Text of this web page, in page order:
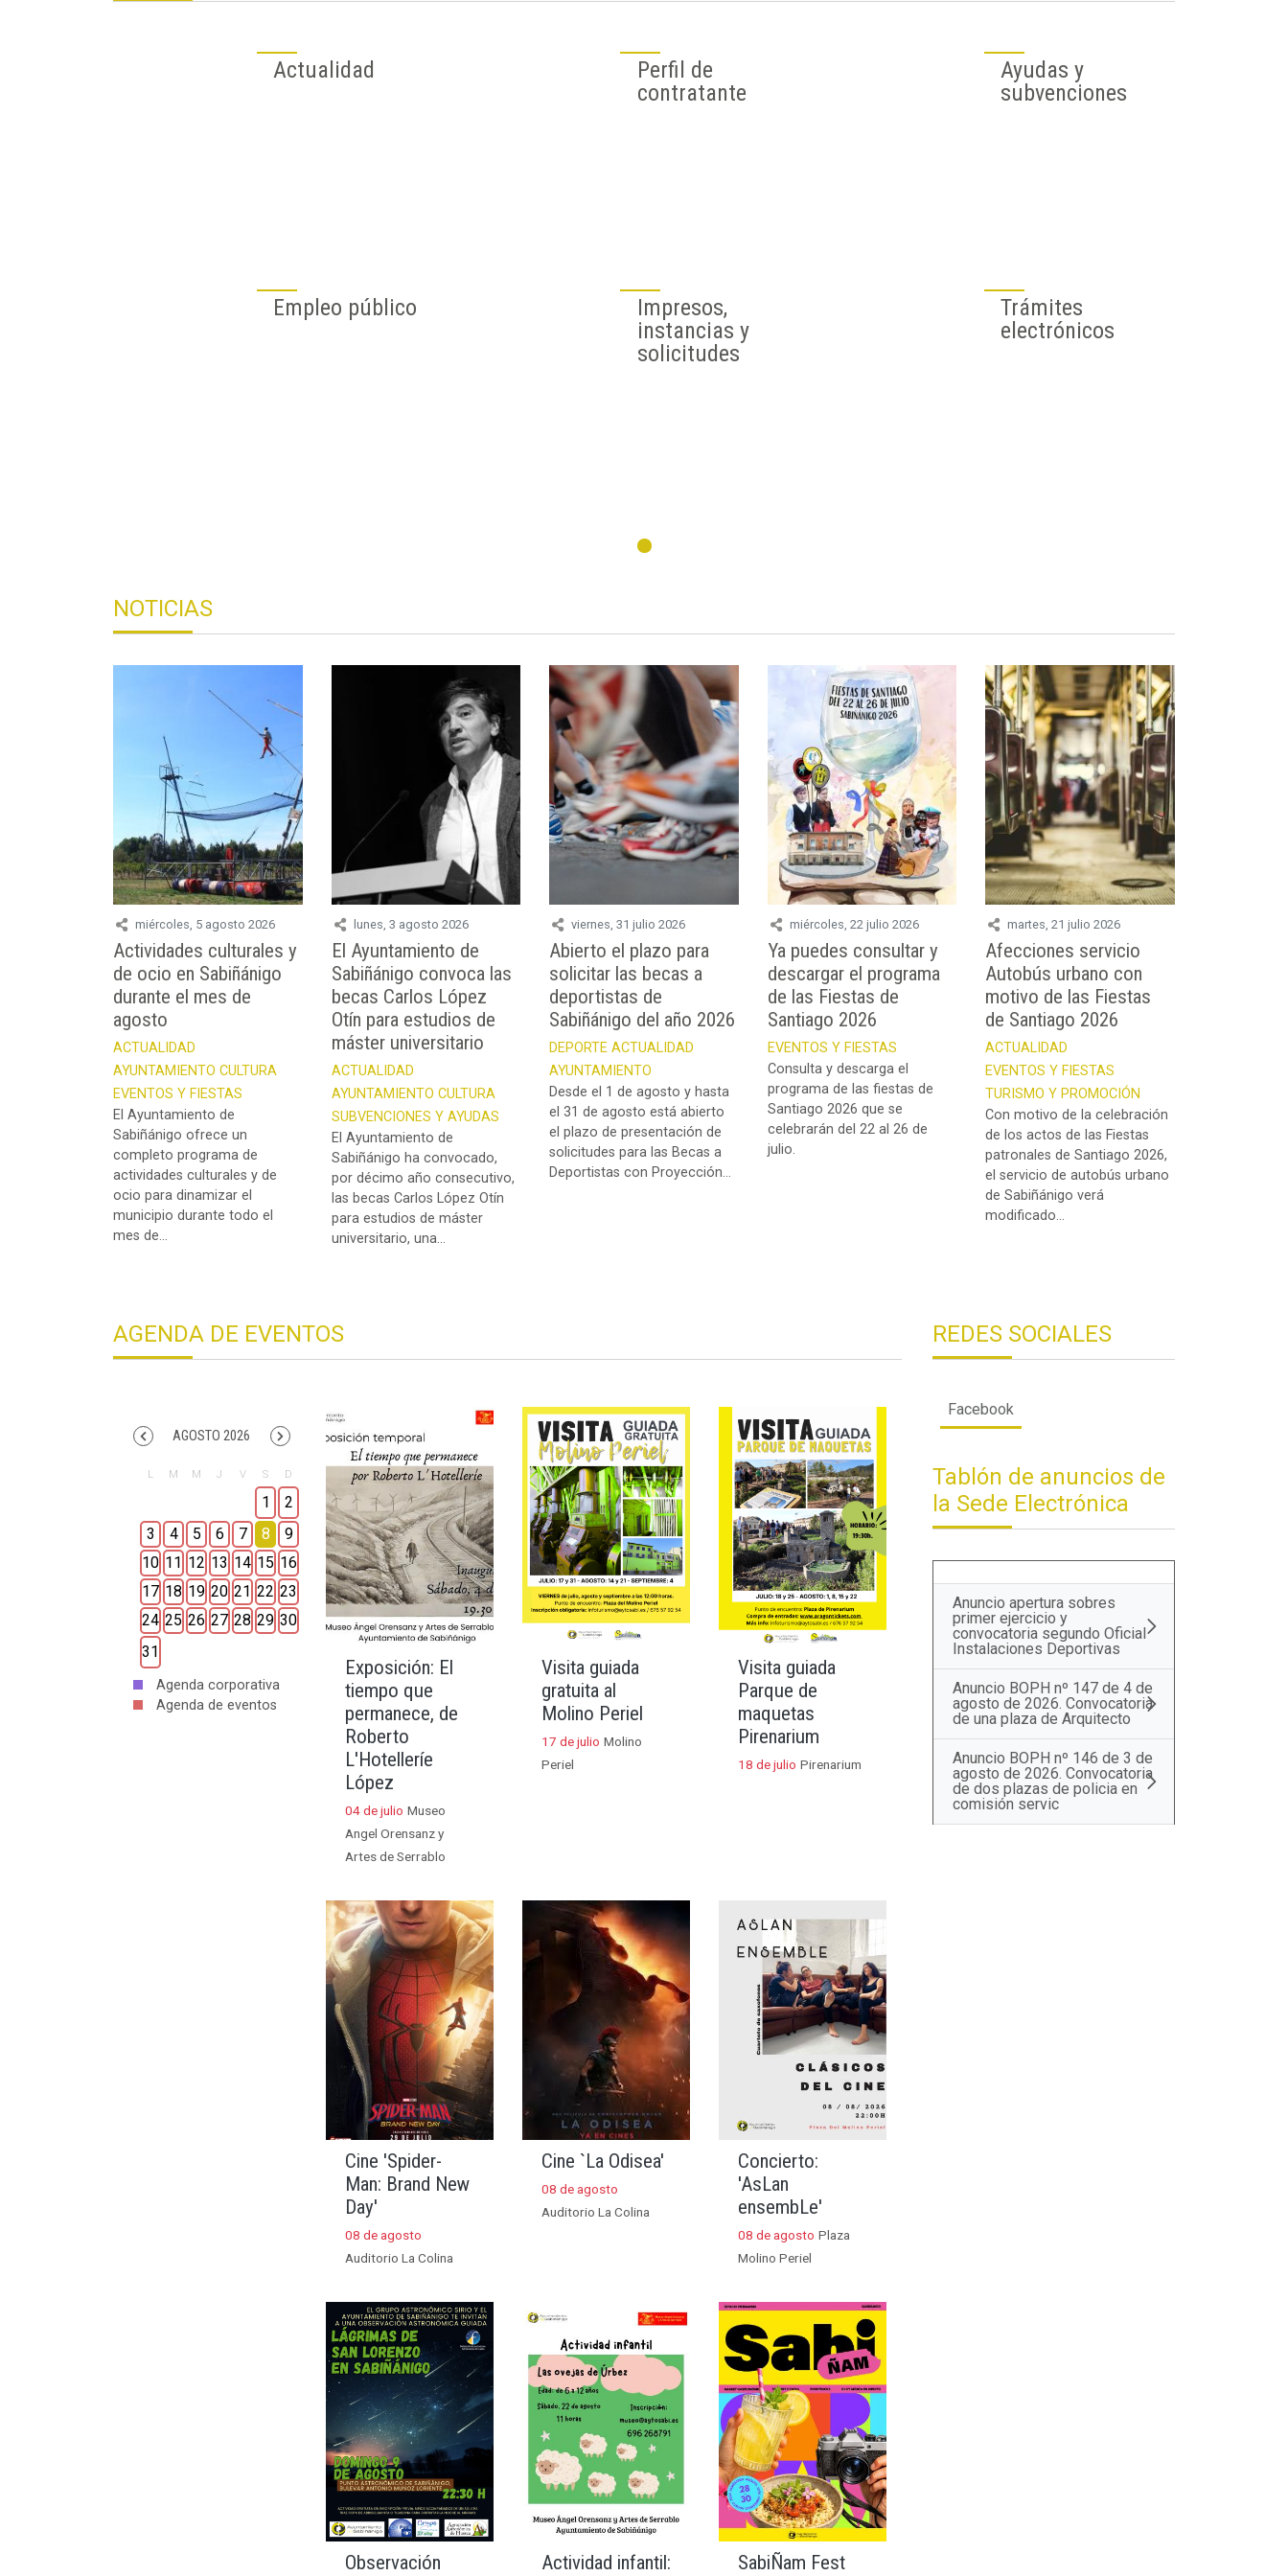
Actualidad
Perfil de
contratante
Ayudas y
subvenciones
Empleo público
Impresos,
instancias y
solicitudes
Trámites
electrónicos
NOTICIAS
miércoles, 5 agosto 2026
Actividades culturales y
de ocio en Sabiñánigo
durante el mes de
agosto
ACTUALIDAD
AYUNTAMIENTO CULTURA
EVENTOS Y FIESTAS
El Ayuntamiento de
Sabiñánigo ofrece un
completo programa de
actividades culturales y de
ocio para dinamizar el
municipio durante todo el
mes de...
lunes, 3 agosto 2026
El Ayuntamiento de
Sabiñánigo convoca las
becas Carlos López
Otín para estudios de
máster universitario
ACTUALIDAD
AYUNTAMIENTO CULTURA
SUBVENCIONES Y AYUDAS
El Ayuntamiento de
Sabiñánigo ha convocado,
por décimo año consecutivo,
las becas Carlos López Otín
para estudios de máster
universitario, una...
viernes, 31 julio 2026
Abierto el plazo para
solicitar las becas a
deportistas de
Sabiñánigo del año 2026
DEPORTE ACTUALIDAD
AYUNTAMIENTO
Desde el 1 de agosto y hasta
el 31 de agosto está abierto
el plazo de presentación de
solicitudes para las Becas a
Deportistas con Proyección...
miércoles, 22 julio 2026
Ya puedes consultar y
descargar el programa
de las Fiestas de
Santiago 2026
EVENTOS Y FIESTAS
Consulta y descarga el
programa de las fiestas de
Santiago 2026 que se
celebrarán del 22 al 26 de
julio.
martes, 21 julio 2026
Afecciones servicio
Autobús urbano con
motivo de las Fiestas
de Santiago 2026
ACTUALIDAD
EVENTOS Y FIESTAS
TURISMO Y PROMOCIÓN
Con motivo de la celebración
de los actos de las Fiestas
patronales de Santiago 2026,
el servicio de autobús urbano
de Sabiñánigo verá
modificado...
AGENDA DE EVENTOS
AGOSTO 2026
1
2
3
4 5 6 7 8
9
10 11 12 13 14 15 16
17 18 19 20 21 22 23
24 25 26 27 28 29 30
31
Agenda corporativa
Agenda de eventos
Exposición: El
tiempo que
permanece, de
Roberto
L'Hotelleríe
López
04 de julio Museo
Angel Orensanz y
Artes de Serrablo
Visita guiada
gratuita al
Molino Periel
17 de julio Molino
Periel
Visita guiada
Parque de
maquetas
Pirenarium
18 de julio Pirenarium
Cine 'Spider-
Man: Brand New
Day'
08 de agosto
Auditorio La Colina
Cine `La Odisea'
08 de agosto
Auditorio La Colina
Concierto:
'AsLan
ensembLe'
08 de agosto Plaza
Molino Periel
Observación
Actividad infantil:
SabiÑam Fest
REDES SOCIALES
Facebook
Tablón de anuncios de
la Sede Electrónica
Anuncio apertura sobres
primer ejercicio y
convocatoria segundo Oficial
Instalaciones Deportivas
Anuncio BOPH nº 147 de 4 de
agosto de 2026. Convocatoria
de una plaza de Arquitecto
Anuncio BOPH nº 146 de 3 de
agosto de 2026. Convocatoria
de dos plazas de policia en
comisión servic